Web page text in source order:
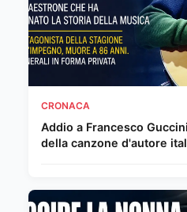
CRONACA
Addio a Francesco
della canzone d'autore